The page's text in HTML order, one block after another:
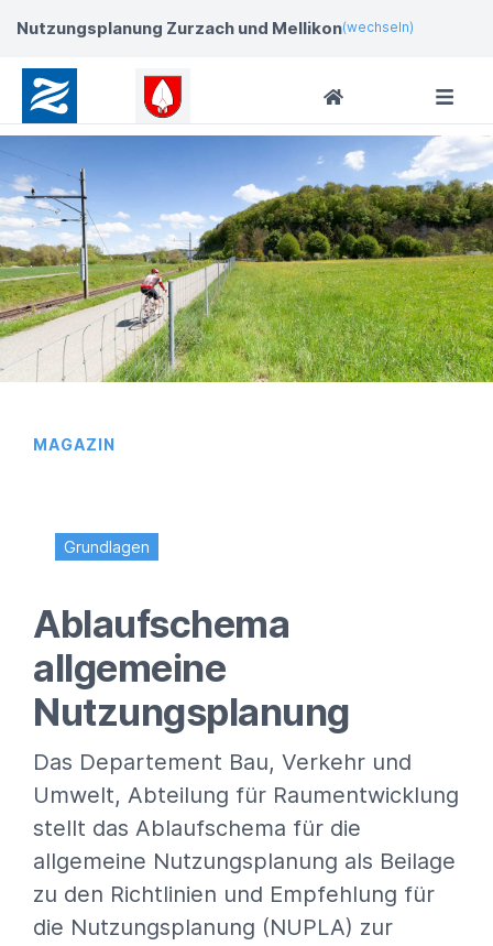
Nutzungsplanung Zurzach und Mellikon(wechseln)
MAGAZIN
Ablaufschema
allgemeine
Nutzungsplanung
Das Departement Bau, Verkehr und
Umwelt, Abteilung für Raumentwicklung
stellt das Ablaufschema für die
allgemeine Nutzungsplanung als Beilage
zu den Richtlinien und Empfehlung für
die Nutzungsplanung (NUPLA) zur